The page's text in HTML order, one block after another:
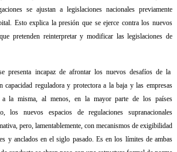
se ajustan a legislaciones nacionales previamente
Esto explica la presión que se ejerce contra los nuevos
pretenden reinterpretar y modificar las legislaciones de
presenta incapaz de afrontar los nuevos desafíos de la
capacidad reguladora y protectora a la baja y las empresas
a la misma, al menos, en la mayor parte de los países
los nuevos espacios de regulaciones supranacionales
pero, lamentablemente, con mecanismos de exigibilidad
y anclados en el siglo pasado. Es en los límites de ambas